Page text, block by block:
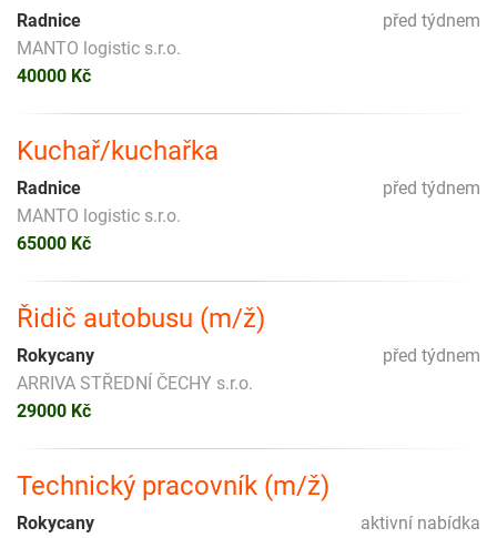
před týdnem
Radnice
MANTO logistic s.r.o.
40000 Kč
Kuchař/kuchařka
před týdnem
Radnice
MANTO logistic s.r.o.
65000 Kč
Řidič autobusu (m/ž)
před týdnem
Rokycany
ARRIVA STŘEDNÍ ČECHY s.r.o.
29000 Kč
Technický pracovník (m/ž)
aktivní nabídka
Rokycany